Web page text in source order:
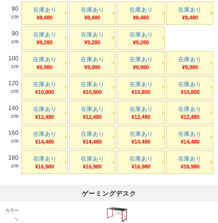
80
cm
在庫あり
¥8,480
在庫あり
¥8,480
在庫あり
¥8,480
在庫あり
¥8,480
90
cm
在庫あり
¥9,280
在庫あり
¥9,280
在庫あり
¥9,280
100
cm
在庫あり
¥9,980
在庫あり
¥9,980
在庫あり
¥9,980
在庫あり
¥9,980
120
cm
在庫あり
¥10,800
在庫あり
¥10,800
在庫あり
¥10,800
在庫あり
¥10,800
140
cm
在庫あり
¥12,480
在庫あり
¥12,480
在庫あり
¥12,480
在庫あり
¥12,480
160
cm
在庫あり
¥14,480
在庫あり
¥14,480
在庫あり
¥14,480
在庫あり
¥14,480
180
cm
在庫あり
¥16,980
在庫あり
¥16,980
在庫あり
¥16,980
在庫あり
¥16,980
ゲーミングデスク
カラー
＼